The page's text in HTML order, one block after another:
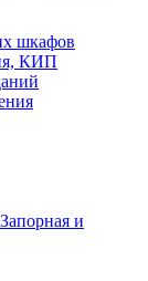
шкафов
КИП
Запорная и